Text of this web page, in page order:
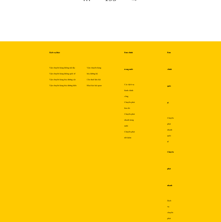
Dịch vụ khác
Vận chuyển hàng không nội địa
Vận chuyển hàng không quốc tế
Vận chuyển hàng hóa đường sắt
Vận chuyển hàng hóa đường biển
Vận chuyển hàng
hóa đường bộ
Cho thuê kho bãi
Khai báo hải quan
Bưu chính
trong nước
Các dịch vụ
hành chính
công
Chuyển phát
hỏa tốc
Chuyển phát
nhanh trong
nước
Chuyển phát
tiết kiệm
Bưu
chính
quốc
tế
Chuyển
phát
nhanh
quốc
tế
Chuyển
phát
nhanh
Dịch
vụ
chuyển
phát